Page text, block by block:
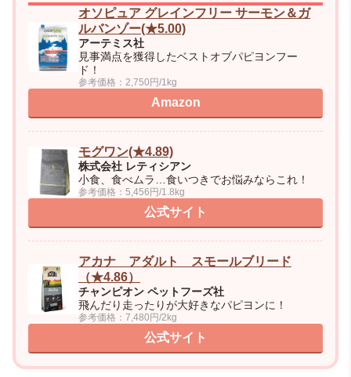
オソピュア グレインフリー サーモン＆ガ
ルバンゾー(★5.00)
アーテミス社
見事満点を獲得したベストオブパピヨンフー
ド！
参考価格：2,750円/1kg
Amazon
モグワン(★4.89)
株式会社 レティシアン
小食、食べムラ…食いつきでお悩みならこれ！
参考価格：5,456円/1.8kg
公式サイト
アカナ アダルト スモールブリード
（★4.86）
チャンピオン ペットフーズ社
飛んだり走ったりが大好きなパピヨンに！
参考価格：7,480円/2kg
公式サイト